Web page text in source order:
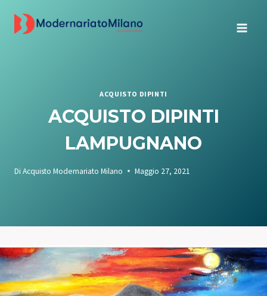
ACQUISTO DIPINTI
ACQUISTO DIPINTI
LAMPUGNANO
Di Acquisto Modernariato Milano Maggio 27, 2021